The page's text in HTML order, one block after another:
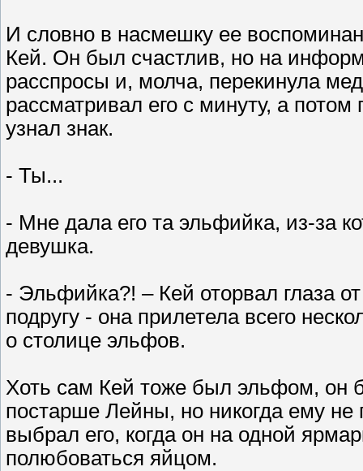
И словно в насмешку ее
Кей. Он был счастлив, но на
расспросы и, молча, перекинула
рассматривал его с минуту, а
узнал знак.
- Ты...
- Мне дала его та эльфийка, из-за
девушка.
- Эльфийка?! – Кей оторвал глаза
подругу - она прилетела всего
о столице эльфов.
Хоть сам Кей тоже был эльфом, он
постарше Лейны, но никогда ему
выбрал его, когда он на одной
полюбоваться яйцом.